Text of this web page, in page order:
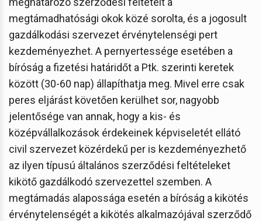
megtámadhatósági okok közé sorolta, és a jogosult
gazdálkodási szervezet érvénytelenségi pert
kezdeményezhet. A pernyertessége esetében a
bíróság a fizetési határidőt a Ptk. szerinti keretek
között (30-60 nap) állapíthatja meg. Mivel erre csak
peres eljárást követően kerülhet sor, nagyobb
jelentősége van annak, hogy a kis- és
középvállalkozások érdekeinek képviseletét ellátó
civil szervezet közérdekű per is kezdeményezhető
az ilyen típusú általános szerződési feltételeket
kikötő gazdálkodó szervezettel szemben. A
megtámadás alapossága esetén a bíróság a kikötés
érvénytelenségét a kikötés alkalmazójával szerződő